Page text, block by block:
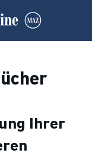
Ihrer